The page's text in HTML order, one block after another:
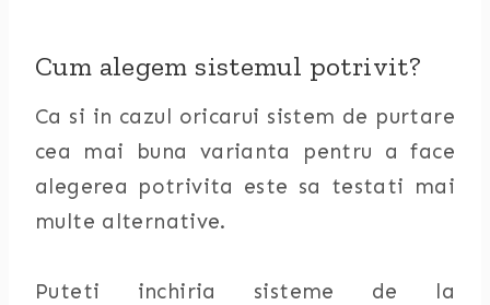
Cum alegem sistemul potrivit?
Ca si in cazul oricarui sistem de purtare
cea mai buna varianta pentru a face
alegerea potrivita este sa testati mai
multe alternative.
Puteti inchiria sisteme de la